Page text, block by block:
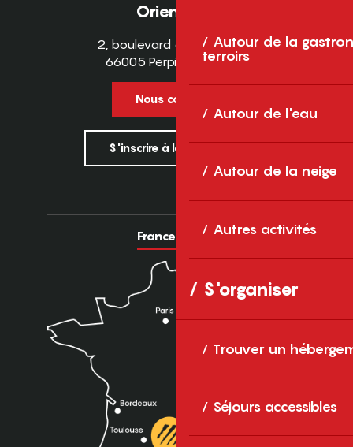
Autour de la
terroirs
Autour de l'eau
Autour de la neige
Autres activités
S'organiser
Trouver un
Séjours accessibles
Orientales
2, boulevard des Pyrénées
66005 Perpignan Cedex
Nous contacter
S'inscrire à la newsletter
France Europe